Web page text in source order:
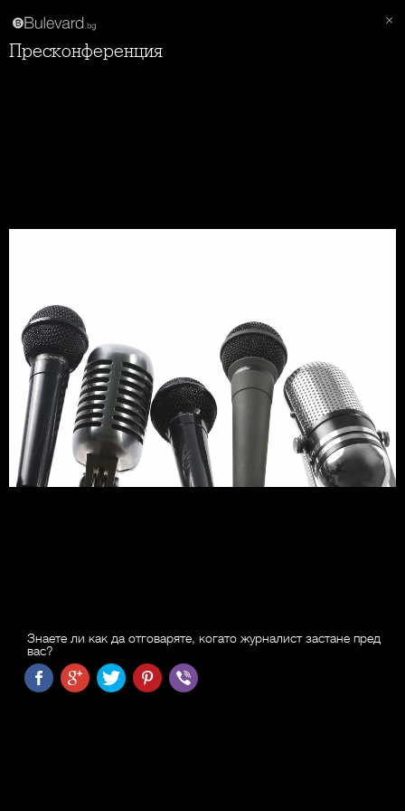
Пресконференция
Знаете ли как да отговаряте, когато журналист застане пред
вас?